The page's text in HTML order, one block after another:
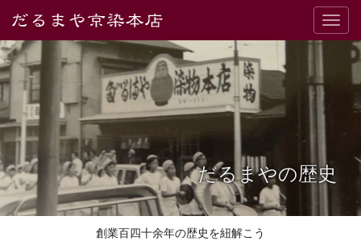
だるまやの歴史
創業百四十余年の歴史を紐解こう